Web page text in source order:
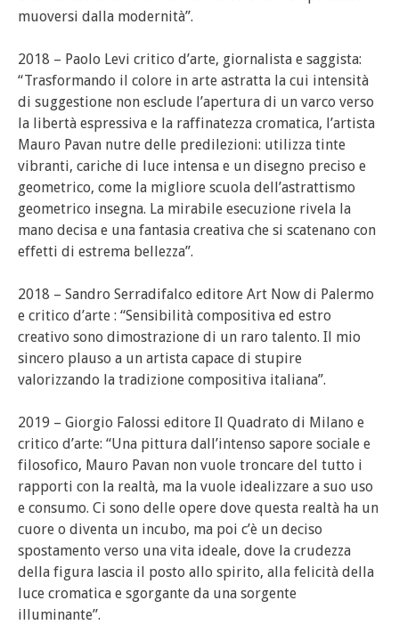
muoversi dalla modernità”.
2018 – Paolo Levi critico d’arte, giornalista e saggista:
“Trasformando il colore in arte astratta la cui intensità
di suggestione non esclude l’apertura di un varco verso
la libertà espressiva e la raffinatezza cromatica, l’artista
Mauro Pavan nutre delle predilezioni: utilizza tinte
vibranti, cariche di luce intensa e un disegno preciso e
geometrico, come la migliore scuola dell’astrattismo
geometrico insegna. La mirabile esecuzione rivela la
mano decisa e una fantasia creativa che si scatenano con
effetti di estrema bellezza”.
2018 – Sandro Serradifalco editore Art Now di Palermo
e critico d’arte : “Sensibilità compositiva ed estro
creativo sono dimostrazione di un raro talento. Il mio
sincero plauso a un artista capace di stupire
valorizzando la tradizione compositiva italiana”.
2019 – Giorgio Falossi editore Il Quadrato di Milano e
critico d’arte: “Una pittura dall’intenso sapore sociale e
filosofico, Mauro Pavan non vuole troncare del tutto i
rapporti con la realtà, ma la vuole idealizzare a suo uso
e consumo. Ci sono delle opere dove questa realtà ha un
cuore o diventa un incubo, ma poi c’è un deciso
spostamento verso una vita ideale, dove la crudezza
della figura lascia il posto allo spirito, alla felicità della
luce cromatica e sgorgante da una sorgente
illuminante”.